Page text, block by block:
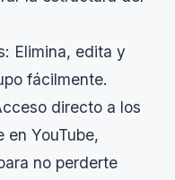
Elimina, edita y
fácilmente.
directo a los
en YouTube,
no perderte